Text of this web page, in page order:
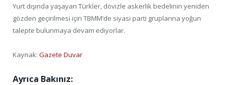
Yurt dışında yaşayan Türkler, dövizle askerlik bedelinin yeniden
gözden geçirilmesi için TBMM’de siyasi parti gruplarına yoğun
talepte bulunmaya devam ediyorlar.
Kaynak: Gazete Duvar
Ayrıca Bakınız: